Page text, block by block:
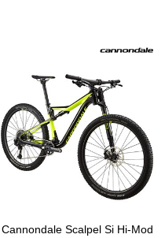
Cannondale Scalpel Si Hi-Mod